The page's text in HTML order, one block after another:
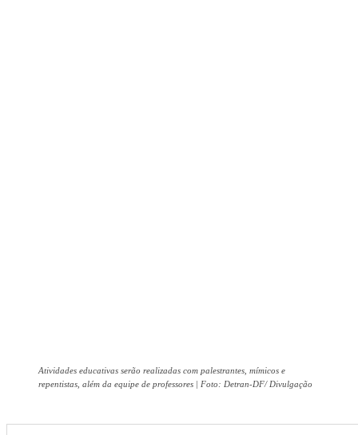
Atividades educativas serão realizadas com palestrantes, mímicos e
repentistas, além da equipe de professores | Foto: Detran-DF/ Divulgação